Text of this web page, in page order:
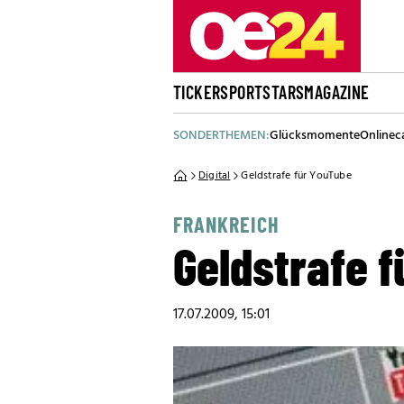
TICKERSPORTSTARSMAGAZINE
SONDERTHEMEN:Glücksmomente
Digital Geldstrafe für YouTube
FRANKREICH
Geldstrafe
17.07.2009, 15:01